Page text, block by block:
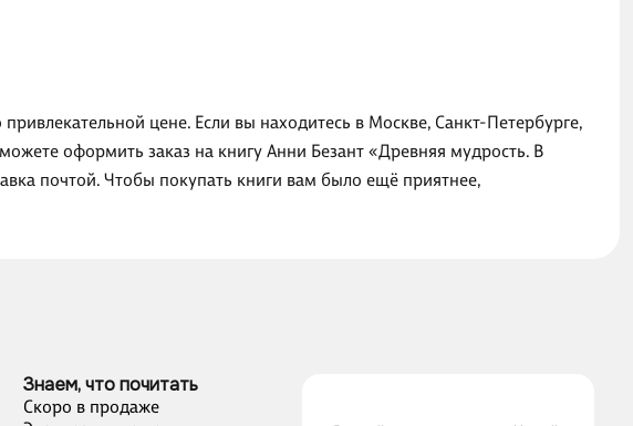
цене. Если вы находитесь в Москве, Санкт-Петербурге,
оформить заказ на книгу Анни Безант «Древняя мудрость. В
почтой. Чтобы покупать книги вам было ещё приятнее,
Знаем, что почитать
Скоро в продаже